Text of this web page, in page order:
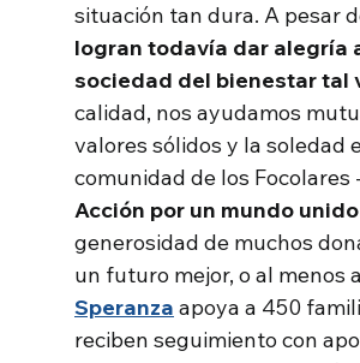
situación tan dura. A pesar
logran todavía dar alegría
sociedad del bienestar tal
calidad, nos ayudamos
valores sólidos y la soledad
comunidad de los
Acción por un mundo
generosidad de muchos
un futuro mejor, o al menos
Speranza apoya a 450
reciben seguimiento con